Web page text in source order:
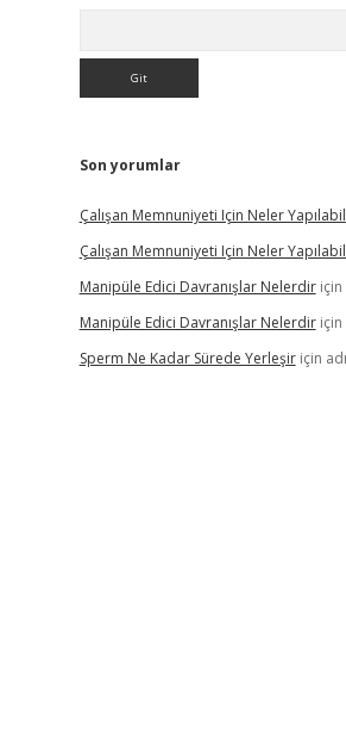
Son yorumlar
Çalışan Memnuniyeti Için Neler
Çalışan Memnuniyeti Için Neler
Manipüle Edici Davranışlar Nelerdiriçin
Manipüle Edici Davranışlar Nelerdiriçin
Sperm Ne Kadar Sürede Yerleşiriçin